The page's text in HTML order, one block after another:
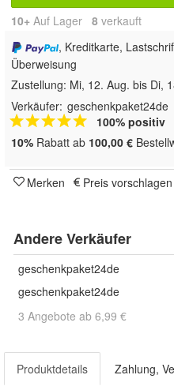
10+ Auf Lager 8 verkauft
, Kreditkarte,
Überweisung
Zustellung: Mi, 12. Aug. bis Di,
Verkäufer: geschenkpaket24de
100% positiv
10% Rabatt ab 100,00 €
Merken Preis vorschlagen
Andere Verkäufer
geschenkpaket24de
geschenkpaket24de
3 Angebote ab 6,99 €
Produktdetails Zahlung,